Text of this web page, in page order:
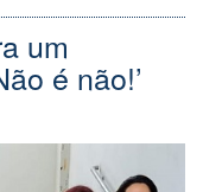
um
é não!’